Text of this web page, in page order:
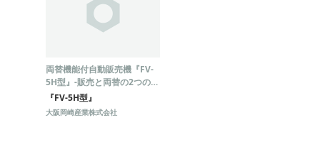
両替機能付自動販売機『FV-
5H型』-販売と両替の2つの機
能が1つに-
『FV-5H型』
大阪岡崎産業株式会社